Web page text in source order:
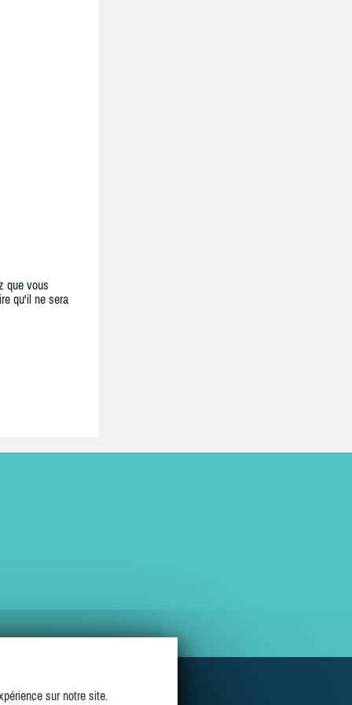
que vous
qu'il ne sera
sur notre site.